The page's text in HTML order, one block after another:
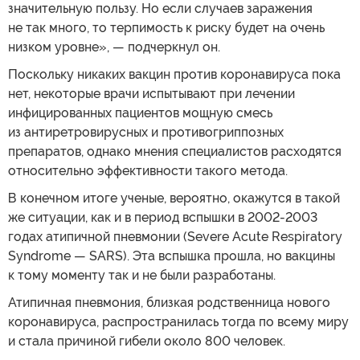
значительную пользу. Но если случаев заражения
не так много, то терпимость к риску будет на очень
низком уровне», — подчеркнул он.
Поскольку никаких вакцин против коронавируса пока
нет, некоторые врачи испытывают при лечении
инфицированных пациентов мощную смесь
из антиретровирусных и противогриппозных
препаратов, однако мнения специалистов расходятся
относительно эффективности такого метода.
В конечном итоге ученые, вероятно, окажутся в такой
же ситуации, как и в период вспышки в 2002-2003
годах атипичной пневмонии (Severe Acute Respiratory
Syndrome — SARS). Эта вспышка прошла, но вакцины
к тому моменту так и не были разработаны.
Атипичная пневмония, близкая родственница нового
коронавируса, распространилась тогда по всему миру
и стала причиной гибели около 800 человек.